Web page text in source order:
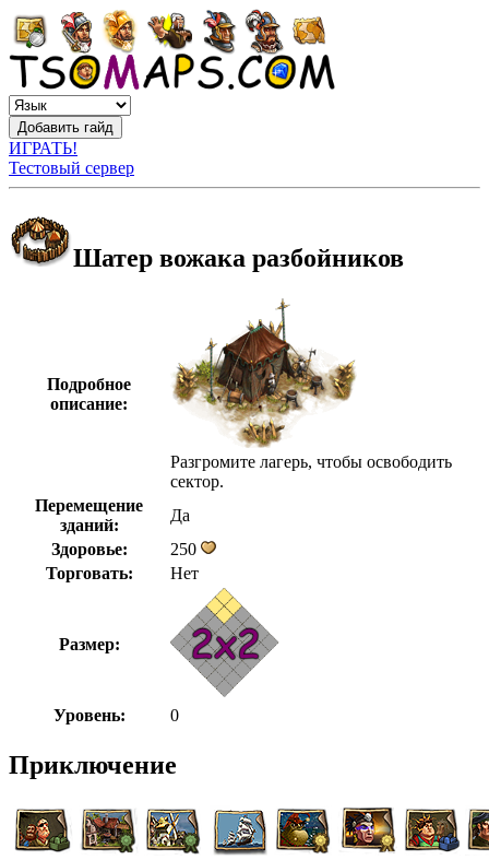
ИГРАТЬ!
Тестовый сервер
Шатер вожака разбойников
Подробное
описание:
Разгромите лагерь, чтобы освободить
сектор.
Перемещение
зданий:
Да
Здоровье:
250
Торговать:
Нет
Размер:
Уровень: 0
Приключение